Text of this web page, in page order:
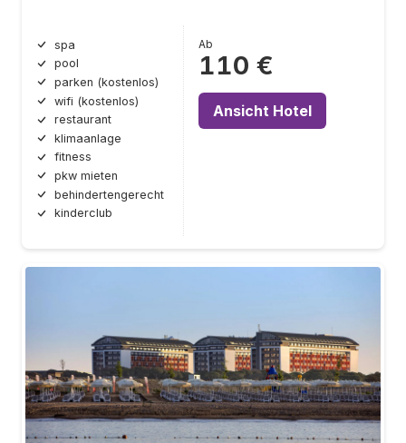
spa
pool
parken (kostenlos)
wifi (kostenlos)
restaurant
klimaanlage
fitness
pkw mieten
behindertengerecht
kinderclub
Ab
110 €
Ansicht Hotel